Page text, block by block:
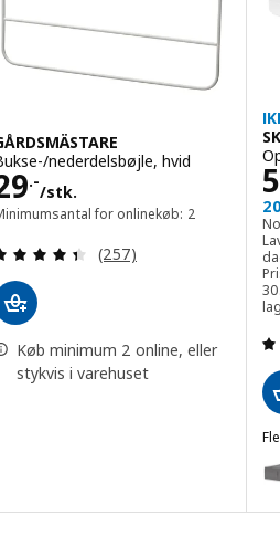
nederdelsbøjle, hvid
.-
/stk.
29.-/stk.
for onlinekøb: 2
Anmeld: 4.4 ud af 5
(257)
Køb minimum 2 online, eller
stykvis i varehuset